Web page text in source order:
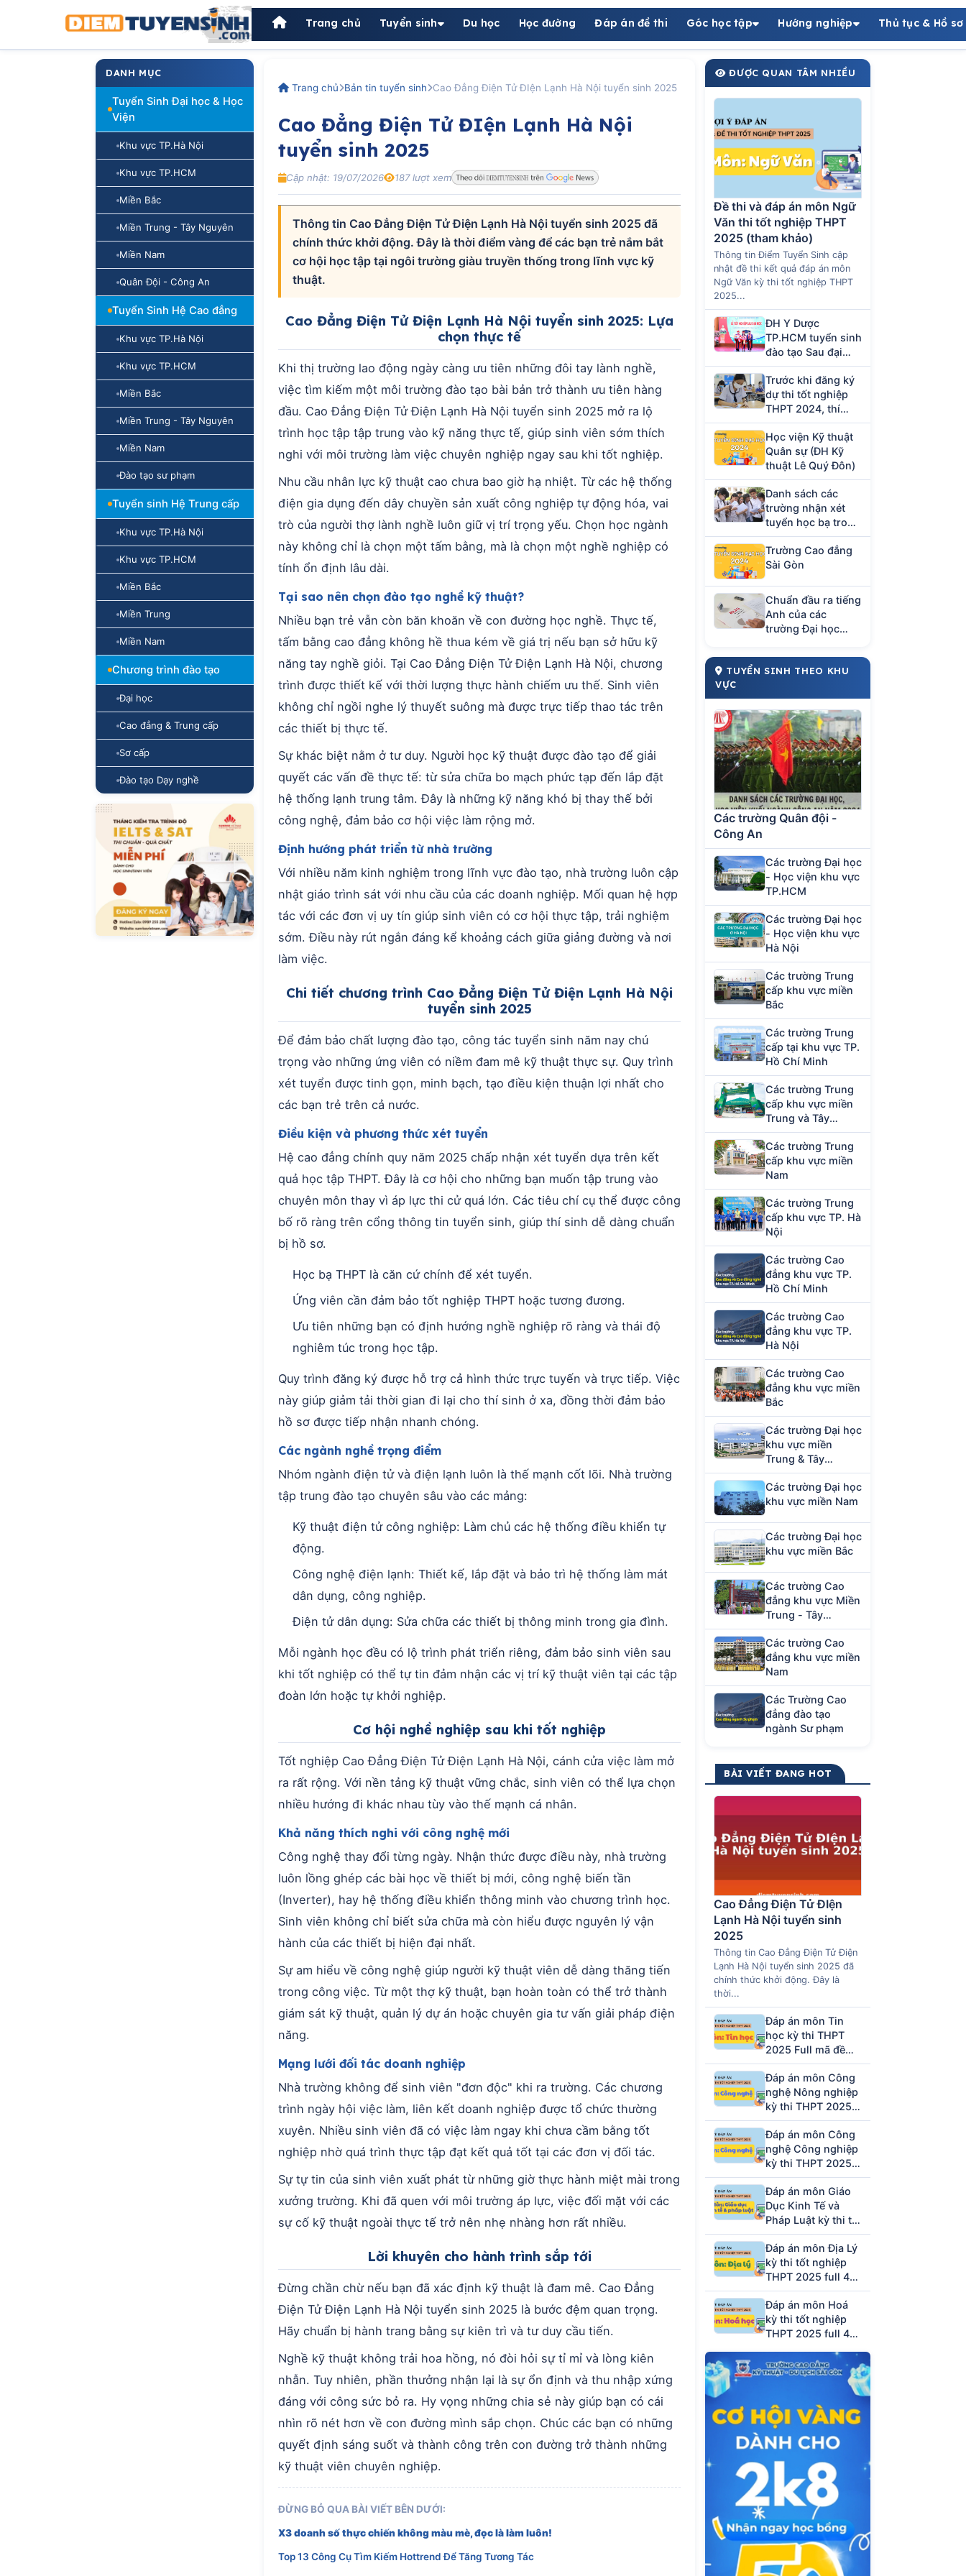
Trang chủ Tuyển sinh Du học Học đường Đáp án đề thi Góc học tập Hướng nghiệp Thủ tục & Hồ
DANH MỤC
Tuyển Sinh Đại học & Học
Viện
Khu vực TP.Hà Nội
Khu vực TP.HCM
Miền Bắc
Miền Trung - Tây Nguyên
Miền Nam
Quân Đội - Công An
Tuyển Sinh Hệ Cao đẳng
Khu vực TP.Hà Nội
Khu vực TP.HCM
Miền Bắc
Miền Trung - Tây Nguyên
Miền Nam
Đào tạo sư phạm
Tuyển sinh Hệ Trung cấp
Khu vực TP.Hà Nội
Khu vực TP.HCM
Miền Bắc
Miền Trung
Miền Nam
Chương trình đào tạo
Đại học
Cao đẳng & Trung cấp
Sơ cấp
Đào tạo Dạy nghề
Trang chủ Bản tin tuyển sinh Cao Đẳng Điện Tử ĐIện Lạnh Hà Nội tuyển sinh 2025
Cao Đẳng Điện Tử ĐIện Lạnh Hà Nội
tuyển sinh 2025
Cập nhật: 19/07/2026 187 lượt xem
Thông tin Cao Đẳng Điện Tử Điện Lạnh Hà Nội tuyển sinh 2025 đã
chính thức khởi động. Đây là thời điểm vàng để các bạn trẻ nắm bắt
cơ hội học tập tại ngôi trường giàu truyền thống trong lĩnh vực kỹ
thuật.
Cao Đẳng Điện Tử Điện Lạnh Hà Nội tuyển sinh 2025: Lựa
chọn thực tế
Khi thị trường lao động ngày càng ưu tiên những đôi tay lành nghề,
việc tìm kiếm một môi trường đào tạo bài bản trở thành ưu tiên hàng
đầu. Cao Đẳng Điện Tử Điện Lạnh Hà Nội tuyển sinh 2025 mở ra lộ
trình học tập tập trung vào kỹ năng thực tế, giúp sinh viên sớm thích
nghi với môi trường làm việc chuyên nghiệp ngay sau khi tốt nghiệp.
Nhu cầu nhân lực kỹ thuật cao chưa bao giờ hạ nhiệt. Từ các hệ thống
điện gia dụng đến dây chuyền sản xuất công nghiệp tự động hóa, vai
trò của người thợ lành nghề luôn giữ vị trí trọng yếu. Chọn học ngành
này không chỉ là chọn một tấm bằng, mà là chọn một nghề nghiệp có
tính ổn định lâu dài.
Tại sao nên chọn đào tạo nghề kỹ thuật?
Nhiều bạn trẻ vẫn còn băn khoăn về con đường học nghề. Thực tế,
tấm bằng cao đẳng không hề thua kém về giá trị nếu bạn sở hữu kỹ
năng tay nghề giỏi. Tại Cao Đẳng Điện Tử Điện Lạnh Hà Nội, chương
trình được thiết kế với thời lượng thực hành chiếm ưu thế. Sinh viên
không chỉ ngồi nghe lý thuyết suông mà được trực tiếp thao tác trên
các thiết bị thực tế.
Sự khác biệt nằm ở tư duy. Người học kỹ thuật được đào tạo để giải
quyết các vấn đề thực tế: từ sửa chữa bo mạch phức tạp đến lắp đặt
hệ thống lạnh trung tâm. Đây là những kỹ năng khó bị thay thế bởi
công nghệ, đảm bảo cơ hội việc làm rộng mở.
Định hướng phát triển từ nhà trường
Với nhiều năm kinh nghiệm trong lĩnh vực đào tạo, nhà trường luôn cập
nhật giáo trình sát với nhu cầu của các doanh nghiệp. Mối quan hệ hợp
tác với các đơn vị uy tín giúp sinh viên có cơ hội thực tập, trải nghiệm
sớm. Điều này rút ngắn đáng kể khoảng cách giữa giảng đường và nơi
làm việc.
Chi tiết chương trình Cao Đẳng Điện Tử Điện Lạnh Hà Nội
tuyển sinh 2025
Để đảm bảo chất lượng đào tạo, công tác tuyển sinh năm nay chú
trọng vào những ứng viên có niềm đam mê kỹ thuật thực sự. Quy trình
xét tuyển được tinh gọn, minh bạch, tạo điều kiện thuận lợi nhất cho
các bạn trẻ trên cả nước.
Điều kiện và phương thức xét tuyển
Hệ cao đẳng chính quy năm 2025 chấp nhận xét tuyển dựa trên kết
quả học tập THPT. Đây là cơ hội cho những bạn muốn tập trung vào
chuyên môn thay vì áp lực thi cử quá lớn. Các tiêu chí cụ thể được công
bố rõ ràng trên cổng thông tin tuyển sinh, giúp thí sinh dễ dàng chuẩn
bị hồ sơ.
Học bạ THPT là căn cứ chính để xét tuyển.
Ứng viên cần đảm bảo tốt nghiệp THPT hoặc tương đương.
Ưu tiên những bạn có định hướng nghề nghiệp rõ ràng và thái độ
nghiêm túc trong học tập.
Quy trình đăng ký được hỗ trợ cả hình thức trực tuyến và trực tiếp. Việc
này giúp giảm tải thời gian đi lại cho thí sinh ở xa, đồng thời đảm bảo
hồ sơ được tiếp nhận nhanh chóng.
Các ngành nghề trọng điểm
Nhóm ngành điện tử và điện lạnh luôn là thế mạnh cốt lõi. Nhà trường
tập trung đào tạo chuyên sâu vào các mảng:
Kỹ thuật điện tử công nghiệp: Làm chủ các hệ thống điều khiển tự
động.
Công nghệ điện lạnh: Thiết kế, lắp đặt và bảo trì hệ thống làm mát
dân dụng, công nghiệp.
Điện tử dân dụng: Sửa chữa các thiết bị thông minh trong gia đình.
Mỗi ngành học đều có lộ trình phát triển riêng, đảm bảo sinh viên sau
khi tốt nghiệp có thể tự tin đảm nhận các vị trí kỹ thuật viên tại các tập
đoàn lớn hoặc tự khởi nghiệp.
Cơ hội nghề nghiệp sau khi tốt nghiệp
Tốt nghiệp Cao Đẳng Điện Tử Điện Lạnh Hà Nội, cánh cửa việc làm mở
ra rất rộng. Với nền tảng kỹ thuật vững chắc, sinh viên có thể lựa chọn
nhiều hướng đi khác nhau tùy vào thế mạnh cá nhân.
Khả năng thích nghi với công nghệ mới
Công nghệ thay đổi từng ngày. Nhận thức được điều này, nhà trường
luôn lồng ghép các bài học về thiết bị mới, công nghệ biến tần
(Inverter), hay hệ thống điều khiển thông minh vào chương trình học.
Sinh viên không chỉ biết sửa chữa mà còn hiểu được nguyên lý vận
hành của các thiết bị hiện đại nhất.
Sự am hiểu về công nghệ giúp người kỹ thuật viên dễ dàng thăng tiến
trong công việc. Từ một thợ kỹ thuật, bạn hoàn toàn có thể trở thành
giám sát kỹ thuật, quản lý dự án hoặc chuyên gia tư vấn giải pháp điện
năng.
Mạng lưới đối tác doanh nghiệp
Nhà trường không để sinh viên "đơn độc" khi ra trường. Các chương
trình ngày hội việc làm, liên kết doanh nghiệp được tổ chức thường
xuyên. Nhiều sinh viên đã có việc làm ngay khi chưa cầm bằng tốt
nghiệp nhờ quá trình thực tập đạt kết quả tốt tại các đơn vị đối tác.
Sự tự tin của sinh viên xuất phát từ những giờ thực hành miệt mài trong
xưởng trường. Khi đã quen với môi trường áp lực, việc đối mặt với các
sự cố kỹ thuật ngoài thực tế trở nên nhẹ nhàng hơn rất nhiều.
Lời khuyên cho hành trình sắp tới
Đừng chần chừ nếu bạn đã xác định kỹ thuật là đam mê. Cao Đẳng
Điện Tử Điện Lạnh Hà Nội tuyển sinh 2025 là bước đệm quan trọng.
Hãy chuẩn bị hành trang bằng sự kiên trì và tư duy cầu tiến.
Nghề kỹ thuật không trải hoa hồng, nó đòi hỏi sự tỉ mỉ và lòng kiên
nhẫn. Tuy nhiên, phần thưởng nhận lại là sự ổn định và thu nhập xứng
đáng với công sức bỏ ra. Hy vọng những chia sẻ này giúp bạn có cái
nhìn rõ nét hơn về con đường mình sắp chọn. Chúc các bạn có những
quyết định sáng suốt và thành công trên con đường trở thành những
kỹ thuật viên chuyên nghiệp.
ĐỪNG BỎ QUA BÀI VIẾT BÊN DƯỚI:
X3 doanh số thực chiến không màu mè, đọc là làm luôn!
Top 13 Công Cụ Tìm Kiếm Hottrend Để Tăng Tương Tác
ĐƯỢC QUAN TÂM NHIỀU
Đề thi và đáp án môn Ngữ
Văn thi tốt nghiệp THPT
2025 (tham khảo)
Thông tin Điểm Tuyển Sinh cập
nhật đề thi kết quả đáp án môn
Ngữ Văn kỳ thi tốt nghiệp THPT
2025...
ĐH Y Dược
TP.HCM tuyển sinh
đào tạo Sau đại
học năm 2023
Trước khi đăng ký
dự thi tốt nghiệp
THPT 2024, thí
sinh cần chuẩn bị
giấy tờ gì?
Học viện Kỹ thuật
Quân sự (ĐH Kỹ
thuật Lê Quý Đôn)
Danh sách các
trường nhận xét
tuyển học bạ trong
tháng 4/2024
Trường Cao đẳng
Sài Gòn
Chuẩn đầu ra tiếng
Anh của các
trường Đại học
TUYỂN SINH THEO KHU
VỰC
Các trường Quân đội -
Công An
Các trường Đại học
- Học viện khu vực
TP.HCM
Các trường Đại học
- Học viện khu vực
Hà Nội
Các trường Trung
cấp khu vực miền
Bắc
Các trường Trung
cấp tại khu vực TP.
Hồ Chí Minh
Các trường Trung
cấp khu vực miền
Trung và Tây
Nguyên
Các trường Trung
cấp khu vực miền
Nam
Các trường Trung
cấp khu vực TP. Hà
Nội
Các trường Cao
đẳng khu vực TP.
Hồ Chí Minh
Các trường Cao
đẳng khu vực TP.
Hà Nội
Các trường Cao
đẳng khu vực miền
Bắc
Các trường Đại học
khu vực miền
Trung & Tây
Nguyên
Các trường Đại học
khu vực miền Nam
Các trường Đại học
khu vực miền Bắc
Các trường Cao
đẳng khu vực Miền
Trung - Tây
Nguyên
Các trường Cao
đẳng khu vực miền
Nam
Các Trường Cao
đẳng đào tạo
ngành Sư phạm
BÀI VIẾT ĐANG HOT
Cao Đẳng Điện Tử ĐIện
Lạnh Hà Nội tuyển sinh
2025
Thông tin Cao Đẳng Điện Tử Điện
Lạnh Hà Nội tuyển sinh 2025 đã
chính thức khởi động. Đây là
thời...
Đáp án môn Tin
học kỳ thi THPT
2025 Full mã đề
(tham khảo)
Đáp án môn Công
nghệ Nông nghiệp
kỳ thi THPT 2025
full mã đề (tham
khảo)
Đáp án môn Công
nghệ Công nghiệp
kỳ thi THPT 2025
full mã đề (tham
khảo)
Đáp án môn Giáo
Dục Kinh Tế và
Pháp Luật kỳ thi tốt
nghiệp THPT 2025
full 48 mã đề
Đáp án môn Địa Lý
kỳ thi tốt nghiệp
THPT 2025 full 48
mã đề (tham khảo)
Đáp án môn Hoá
kỳ thi tốt nghiệp
THPT 2025 full 48